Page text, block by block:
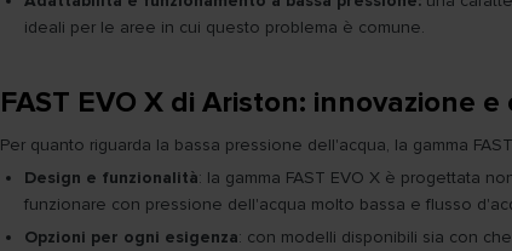
ideali per le aree in cui questo problema è comune.
FAST EVO X di Ariston: innovazione
Per quanto riguarda la bassa pressione dell'acqua, la gamma
Design e funzionalità: la gamma FAST EVO X è progettata
funzionare con pressione dell'acqua molto bassa e flusso
Opzioni per ogni esigenza: con modelli disponibili sia con